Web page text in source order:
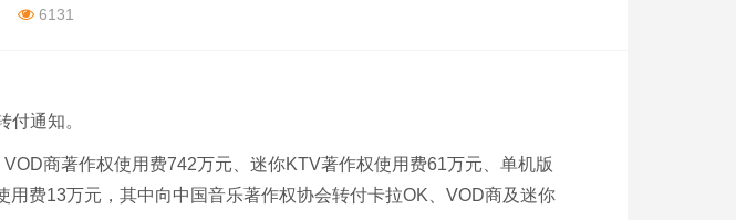
6131
通知。
商著作权使用费742万元、迷你KTV著作权使用费61万元、单机版
费13万元，其中向中国音乐著作权协会转付卡拉OK、VOD商及迷你